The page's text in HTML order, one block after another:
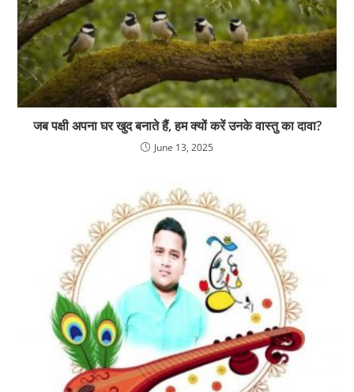
जब पक्षी अपना घर खुद बनाते हैं, हम क्यों करें उनके वास्तु का दावा?
June 13, 2025